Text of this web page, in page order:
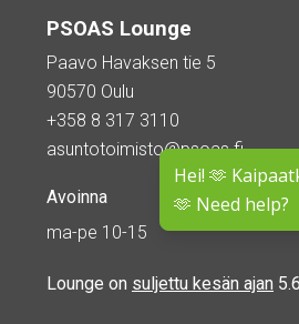
Hei! 🫶
🫶 Need help?
PSOAS Lounge
Paavo Havaksen tie 5
90570 Oulu
+358 8 317 3110
asuntotoimisto@psoas.fi
Avoinna
ma-pe 10-15
Lounge on suljettu kesän ajan